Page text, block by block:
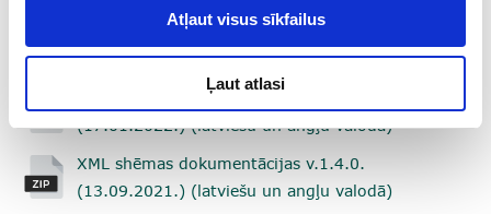
Atļaut visus sīkfailus
Ļaut atlasi
XML shēmas dokumentācijas v.2. (03.03.2023.)
XML shēmas dokumentācijas v.1.4.1.
(17.01.2022.) (latviešu un angļu valodā)
XML shēmas dokumentācijas v.1.4.0.
(13.09.2021.) (latviešu un angļu valodā)